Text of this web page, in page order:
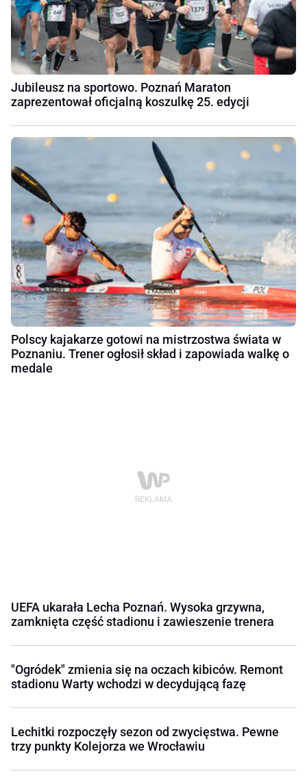
Jubileusz na sportowo. Poznań Maraton
zaprezentował oficjalną koszulkę 25. edycji
Polscy kajakarze gotowi na mistrzostwa świata w
Poznaniu. Trener ogłosił skład i zapowiada walkę o
medale
UEFA ukarała Lecha Poznań. Wysoka grzywna,
zamknięta część stadionu i zawieszenie trenera
"Ogródek" zmienia się na oczach kibiców. Remont
stadionu Warty wchodzi w decydującą fazę
Lechitki rozpoczęły sezon od zwycięstwa. Pewne
trzy punkty Kolejorza we Wrocławiu